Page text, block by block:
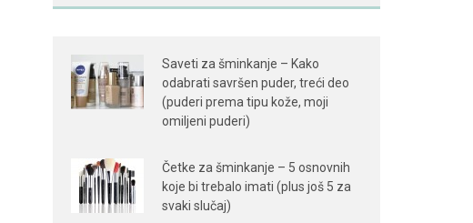
Saveti za šminkanje – Kako
odabrati savršen puder, treći deo
(puderi prema tipu kože, moji
omiljeni puderi)
Četke za šminkanje – 5 osnovnih
koje bi trebalo imati (plus još 5 za
svaki slučaj)